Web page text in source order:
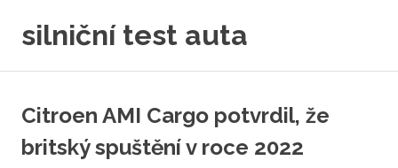
silniční test auta
Citroen AMI Cargo potvrdil, že
britský spuštění v roce 2022